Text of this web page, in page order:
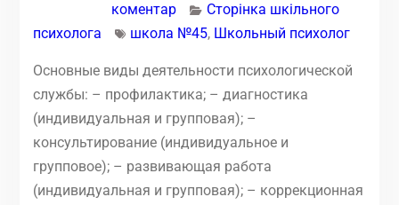
коментар
Сторінка шкільного
психолога
школа №45, Школьный психолог
Основные виды деятельности психологической
службы: – профилактика; – диагностика
(индивидуальная и групповая); –
консультирование (индивидуальное и
групповое); – развивающая работа
(индивидуальная и групповая); – коррекционная